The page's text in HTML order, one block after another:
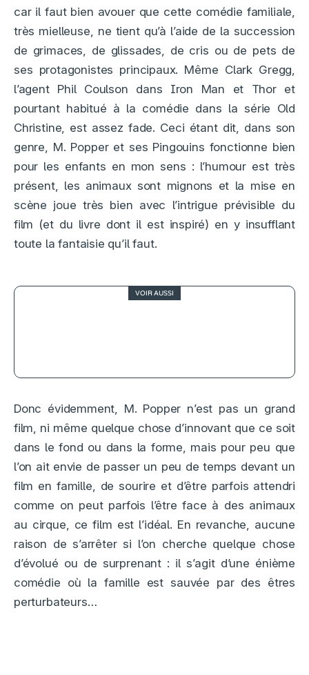
car il faut bien avouer que cette comédie familiale,
très mielleuse, ne tient qu’à l’aide de la succession
de grimaces, de glissades, de cris ou de pets de
ses protagonistes principaux. Même Clark Gregg,
l’agent Phil Coulson dans Iron Man et Thor et
pourtant habitué à la comédie dans la série Old
Christine, est assez fade. Ceci étant dit, dans son
genre, M. Popper et ses Pingouins fonctionne bien
pour les enfants en mon sens : l’humour est très
présent, les animaux sont mignons et la mise en
scène joue très bien avec l’intrigue prévisible du
film (et du livre dont il est inspiré) en y insufflant
toute la fantaisie qu’il faut.
VOIR AUSSI
Donc évidemment, M. Popper n’est pas un grand
film, ni même quelque chose d’innovant que ce soit
dans le fond ou dans la forme, mais pour peu que
l’on ait envie de passer un peu de temps devant un
film en famille, de sourire et d’être parfois attendri
comme on peut parfois l’être face à des animaux
au cirque, ce film est l’idéal. En revanche, aucune
raison de s’arrêter si l’on cherche quelque chose
d’évolué ou de surprenant : il s’agit d’une énième
comédie où la famille est sauvée par des êtres
perturbateurs…